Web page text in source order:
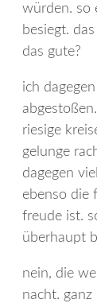
würden. so
besiegt.
das gute?
ich
riesige
gelunge
dagegen
ebenso die
freude ist.
überhaupt
nein, die
nacht.